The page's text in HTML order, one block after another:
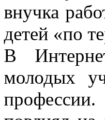
внучка
детей «по
В
молодых